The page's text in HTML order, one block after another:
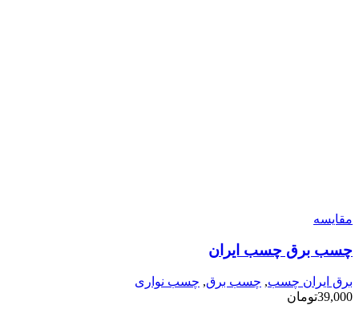
مقایسه
چسب برق چسب ایران
برق ایران چسب, چسب برق, چسب نواری
39,000تومان